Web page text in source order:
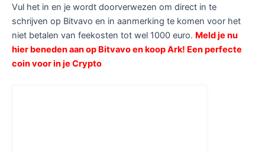
Vul het in en je wordt doorverwezen om direct in te
schrijven op Bitvavo en in aanmerking te komen voor het
niet betalen van feekosten tot wel 1000 euro. Meld je nu
hier beneden aan op Bitvavo en koop Ark! Een perfecte
coin voor in je Crypto